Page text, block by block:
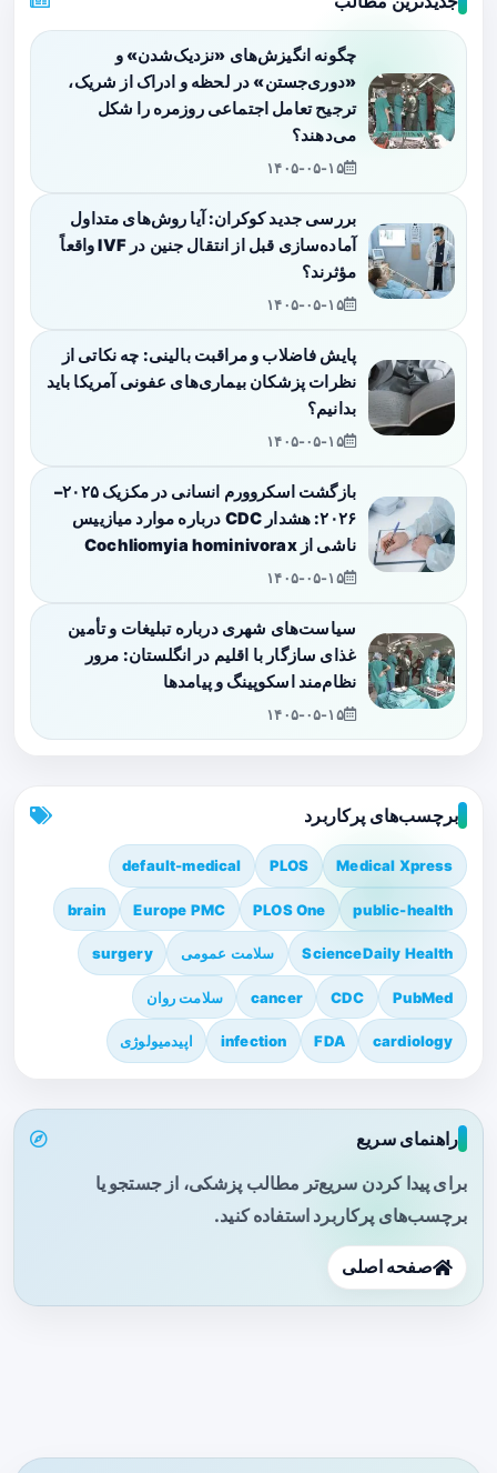
چگونه انگیزش‌های «نزدیک‌شدن» و
«دوری‌جستن» در لحظه و ادراک از شریک،
ترجیح تعامل اجتماعی روزمره را شکل
می‌دهند؟
۱۴۰۵-۰۵-۱۵
بررسی جدید کوکران: آیا روش‌های متداول
آماده‌سازی قبل از انتقال جنین در IVF واقعاً
مؤثرند؟
۱۴۰۵-۰۵-۱۵
پایش فاضلاب و مراقبت بالینی: چه نکاتی از
نظرات پزشکان بیماری‌های عفونی آمریکا باید
بدانیم؟
۱۴۰۵-۰۵-۱۵
بازگشت اسکروورم انسانی در مکزیک ۲۰۲۵–
۲۰۲۶: هشدار CDC درباره موارد میازییس
ناشی از Cochliomyia hominivorax
۱۴۰۵-۰۵-۱۵
سیاست‌های شهری درباره تبلیغات و تأمین
غذای سازگار با اقلیم در انگلستان: مرور
نظام‌مند اسکوپینگ و پیامدها
۱۴۰۵-۰۵-۱۵
برچسب‌های پرکاربرد
Medical Xpress
PLOS
default-medical
public-health
PLOS One
Europe PMC
brain
ScienceDaily Health سلامت عمومی surgery
PubMed
CDC
cancer سلامت روان
cardiology
FDA
infection اپیدمیولوژی
راهنمای سریع
برای پیدا کردن سریع‌تر مطالب پزشکی، از جستجو یا
برچسب‌های پرکاربرد استفاده کنید.
صفحه اصلی